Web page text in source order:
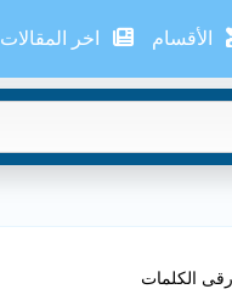
الأقسام اخر المقالات
الكلمات